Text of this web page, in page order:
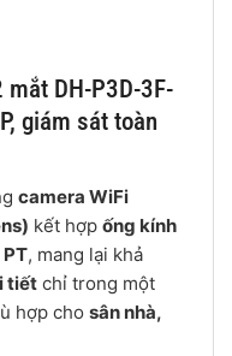
mắt DH-P3D-3F-
giám sát toàn
camera WiFi
kết hợp ống kính
, mang lại khả
tiết chỉ trong một
hợp cho sân nhà,